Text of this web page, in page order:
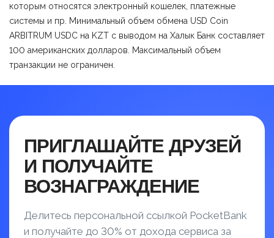
которым относятся электронный кошелек, платежные
системы и пр. Минимальный объем обмена USD Coin
ARBITRUM USDC на KZT с выводом на Халык Банк составляет
100 американских долларов. Максимальный объем
транзакции не ограничен.
ПРИГЛАШАЙТЕ ДРУЗЕЙ
И ПОЛУЧАЙТЕ
ВОЗНАГРАЖДЕНИЕ
Делитесь персональной ссылкой PocketBank
и получайте до 30% от дохода сервиса за